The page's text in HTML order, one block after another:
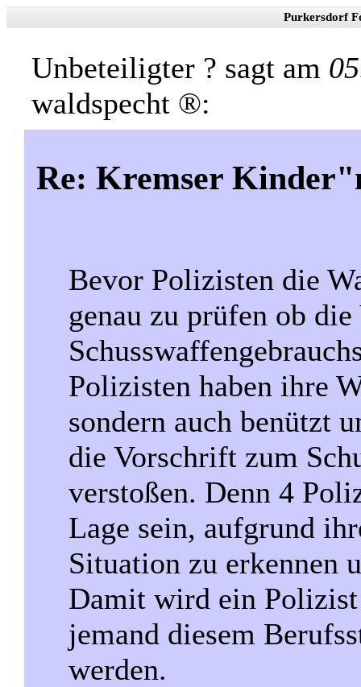
Purkersdorf
Unbeteiligter ? sagt am
waldspecht ®:
Re: Kremser
Bevor Polizisten die
genau zu prüfen ob die
Polizisten haben ihre
sondern auch benützt
die Vorschrift zum
verstoßen. Denn 4
Lage sein, aufgrund
Situation zu erkennen
Damit wird ein
jemand diesem
werden.